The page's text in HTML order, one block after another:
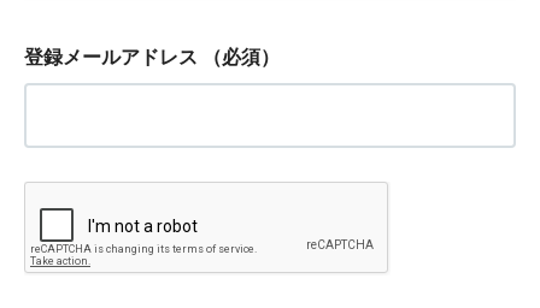
登録メールアドレス （必須）